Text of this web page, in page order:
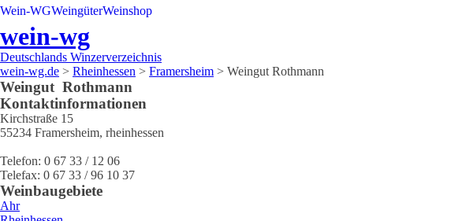
Wein-WGWeingüterWeinshop
wein-wg
Deutschlands Winzerverzeichnis
wein-wg.de > Rheinhessen > Framersheim > Weingut Rothmann
Weingut Rothmann
Kontaktinformationen
Kirchstraße 15
55234 Framersheim, rheinhessen
Telefon: 0 67 33 / 12 06
Telefax: 0 67 33 / 96 10 37
Weinbaugebiete
Ahr